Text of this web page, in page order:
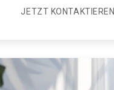
JETZT KONTAKTIEREN